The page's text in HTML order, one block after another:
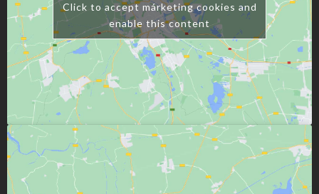
Click to accept márketing cookies and
enable this content